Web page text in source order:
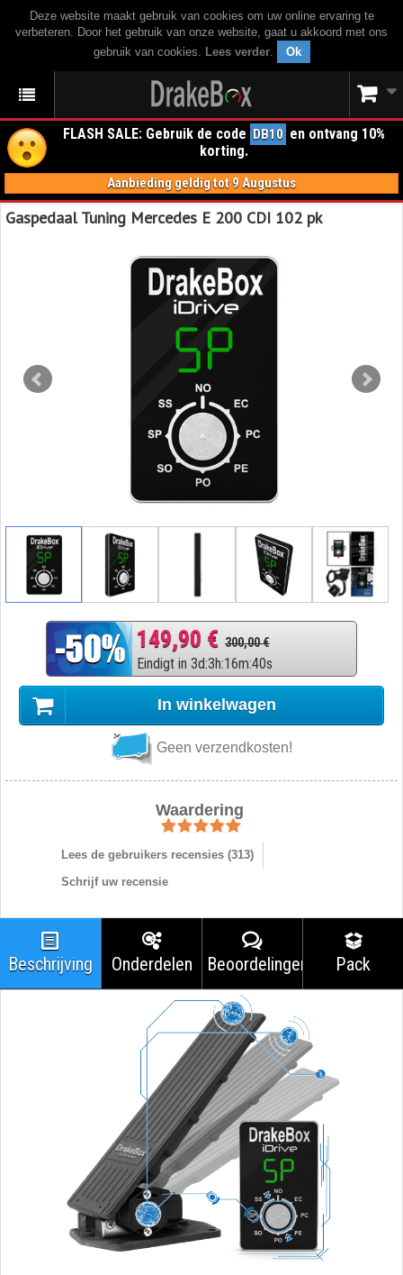
Deze website maakt gebruik van cookies om uw online ervaring te
verbeteren. Door het gebruik van onze website, gaat u akkoord met ons
gebruik van cookies. Lees verder. Ok
FLASH SALE: Gebruik de code DB10 en ontvang 10%
korting.
Aanbieding geldig tot 9 Augustus
Gaspedaal Tuning Mercedes E 200 CDI 102 pk
149,90 € 300,00 €
Eindigt in 3d:3h:16m:39s
In winkelwagen
Geen verzendkosten!
Waardering
Lees de gebruikers recensies (313)
Schrijf uw recensie
Beschrijving Onderdelen Beoordelingen Pack